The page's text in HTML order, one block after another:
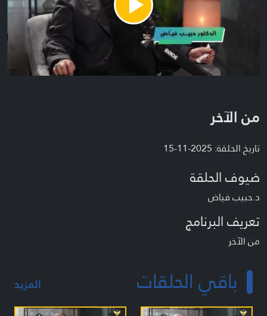
Play
Video
من الآخر
تاريخ الحلقة: 2025-11-15
ضيوف الحلقة
د.حبيب فياض
تعريف البرنامج
من الآخر
باقي الحلقات المزيد